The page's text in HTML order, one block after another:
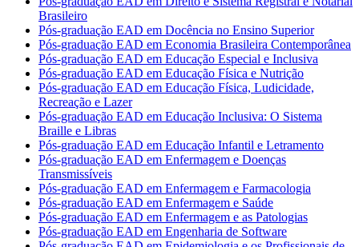
Brasileiro
Pós-graduação EAD em Docência no Ensino Superior
Pós-graduação EAD em Economia Brasileira Contemporânea
Pós-graduação EAD em Educação Especial e Inclusiva
Pós-graduação EAD em Educação Física e Nutrição
Pós-graduação EAD em Educação Física, Ludicidade,
Recreação e Lazer
Pós-graduação EAD em Educação Inclusiva: O Sistema
Braille e Libras
Pós-graduação EAD em Educação Infantil e Letramento
Pós-graduação EAD em Enfermagem e Doenças
Transmissíveis
Pós-graduação EAD em Enfermagem e Farmacologia
Pós-graduação EAD em Enfermagem e Saúde
Pós-graduação EAD em Enfermagem e as Patologias
Pós-graduação EAD em Engenharia de Software